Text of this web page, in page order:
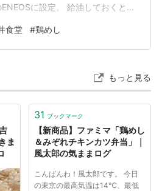
に設定。 給油しておくと、
イチのドライマスターのボト
食堂 #鶏めし
もっと見る
ま
31 ブックマーク
【新商品】ファミマ「鶏めし
＆みぞれチキンカツ弁当」｜
風太郎の気ままログ
こんばんわ！風太郎です。 今日
の東京の最高気温は14℃、最低